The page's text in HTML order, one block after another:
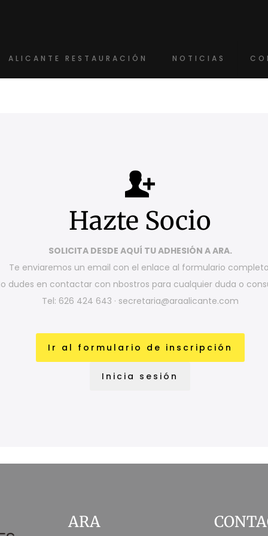
ALICANTE RESTAURACIÓN NOTICIAS
Hazte Socio
SOLICITA DESDE AQUÍ TU ADHESIÓN A ARA.
Te enviaremos un email con el enlace al formulario
dudes en contactar con nbostros para cualquier duda o
Tel: 626 424 643 · secretaria@araalicante.com
Ir al formulario de inscripción
Inicia sesión
ARA